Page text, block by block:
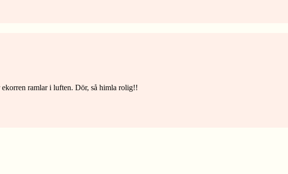
ekorren ramlar i luften. Dör, så himla rolig!!